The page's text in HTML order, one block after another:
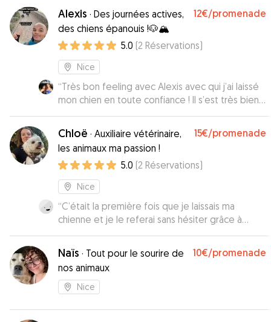
confort nécessaire à leur bien être et j'ai eu des
nouvelles régulièrement. Une super pet sitter !!”
Alexis · Des journées actives,
des chiens épanouis !🐶🏔️
12€/promenade
5.0 (2 Réservations)
Nice
“Très bon feeling avec Alexis avec qui j’ai laissé
mon chien en toute confiance ! Il s’est très bien
occupé de mon chien qui a fait une belle
promenade. Je re réservais la prochaine fois
avec lui sans hésiter !”
Chloë · Auxiliaire vétérinaire,
les animaux ma passion !
15€/promenade
5.0 (2 Réservations)
Nice
“C’était la première fois que je laissais ma
chienne et je le referai sans hésiter grâce à
Chloë qui a été très gentille et rassurante. C’est
une personne très douce qui aime beaucoup les
animaux et à qui vous pouvez faire confiance les
yeux fermés.
Naïs · Tout pour le sourire de
nos animaux
10€/promenade
Nice